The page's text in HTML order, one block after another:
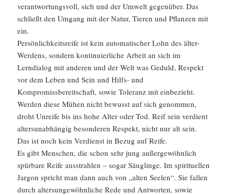
verantwortungsvoll, sich und der Umwelt gegenüber. Das
schließt den Umgang mit der Natur, Tieren und Pflanzen mit
ein.
Persönlichkeitsreife ist kein automatischer Lohn des älter-
Werdens, sondern kontinuierliche Arbeit an sich im
Lerndialog mit anderen und der Welt was Geduld, Respekt
vor dem Leben und Sein und Hilfs- und
Kompromissbereitschaft, sowie Toleranz mit einbezieht.
Werden diese Mühen nicht bewusst auf sich genommen,
droht Unreife bis ins hohe Alter oder Tod. Reif sein verdient
altersunabhängig besonderen Respekt, nicht nur alt sein.
Das ist noch kein Verdienst in Bezug auf Reife.
Es gibt Menschen, die schon sehr jung außergewöhnlich
spürbare Reife ausstrahlen – sogar Säuglinge. Im spirituellen
Jargon spricht man dann auch von „alten Seelen“. Sie fallen
durch altersungewöhnliche Rede und Antworten, sowie